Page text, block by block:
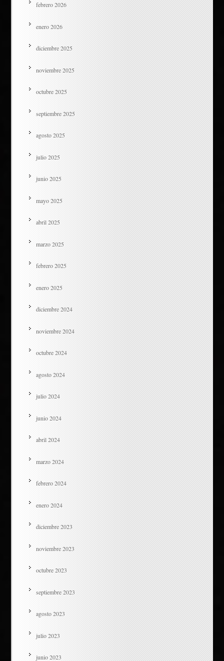
febrero 2026
enero 2026
diciembre 2025
noviembre 2025
octubre 2025
septiembre 2025
agosto 2025
julio 2025
junio 2025
mayo 2025
abril 2025
marzo 2025
febrero 2025
enero 2025
diciembre 2024
noviembre 2024
octubre 2024
agosto 2024
julio 2024
junio 2024
abril 2024
marzo 2024
febrero 2024
enero 2024
diciembre 2023
noviembre 2023
octubre 2023
septiembre 2023
agosto 2023
julio 2023
junio 2023